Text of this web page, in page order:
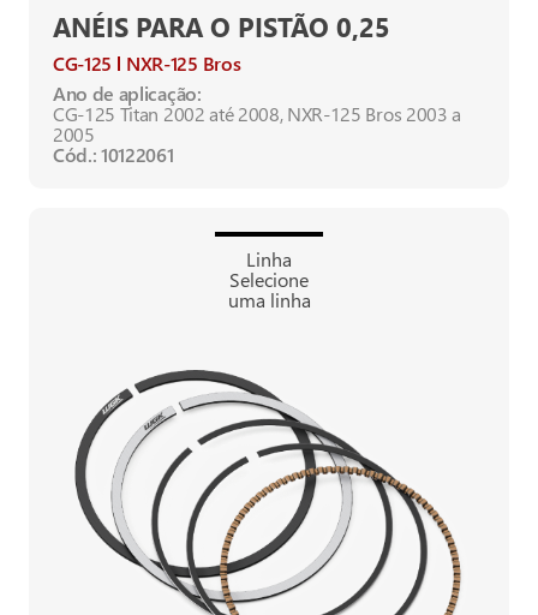
ANÉIS PARA O PISTÃO 0,25
CG-125
NXR-125 Bros
Ano de aplicação:
CG-125 Titan 2002 até 2008, NXR-125 Bros 2003 a
2005
Cód.: 10122061
Linha
Selecione
uma linha